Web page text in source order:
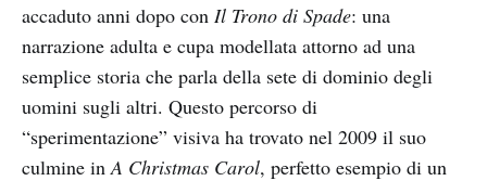
accaduto anni dopo con Il Trono di Spade: una
narrazione adulta e cupa modellata attorno ad una
semplice storia che parla della sete di dominio degli
uomini sugli altri. Questo percorso di
“sperimentazione” visiva ha trovato nel 2009 il suo
culmine inA Christmas Carol, perfetto esempio di un